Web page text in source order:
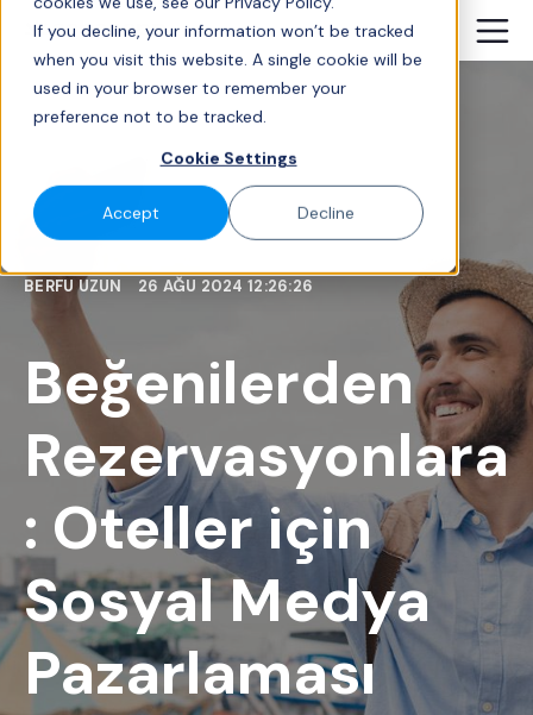
If you decline, your information won’t be tracked
when you visit this website. A single cookie will be
used in your browser to remember your
preference not to be tracked.
Cookie Settings
Accept Decline
BERFU UZUN 26 AĞU 2024 12:26:26
Beğenilerden
Rezervasyonlara
: Oteller için
Sosyal Medya
Pazarlaması